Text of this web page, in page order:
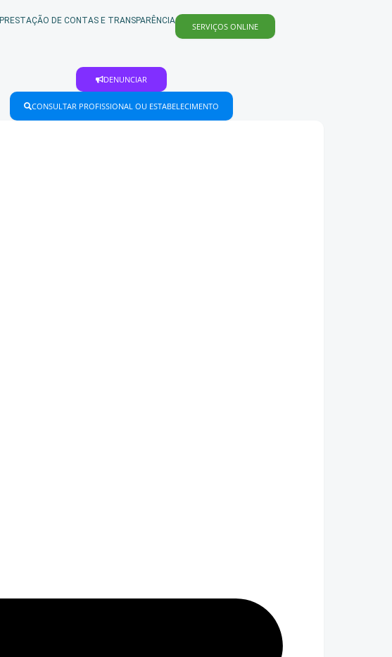
PRESTAÇÃO DE CONTAS E TRANSPARÊNCIA
SERVIÇOS ONLINE
DENUNCIAR
CONSULTAR PROFISSIONAL OU ESTABELECIMENTO